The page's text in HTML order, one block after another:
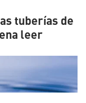
tuberías de
leer